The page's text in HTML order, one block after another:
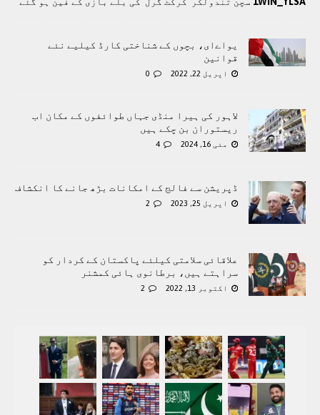
یواےای، بچوں کے شناختی کارڈ کیلیے نئے
قوانین
اپریل 22, 2022 0
لاہور کی ہیرا منڈی جہاں طوائفوں کے مکان اب
ریستوران بن چکے ہیں
مئی 16, 2024 4
ڈپریشن سے فالج کے امکانات بڑھ جانے کا انکشاف
اپریل 25, 2023 2
علاقائی سلامتی کیلئے پاکستان کے کردار کو
سراہتے ہیں، برطانوی ہائی کمشنر
اکتوبر 13, 2022 2